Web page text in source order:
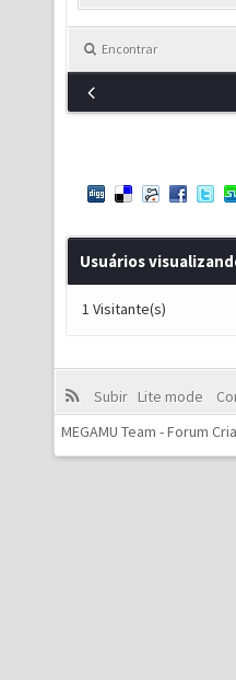
Encontrar
Usuários
1 Visitante(s)
Subir Lite mode
MEGAMU Team - Forum